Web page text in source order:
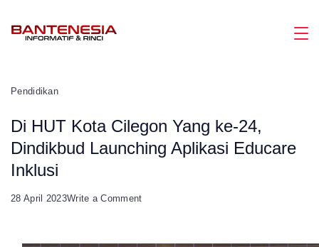
Pendidikan
Di HUT Kota Cilegon Yang ke-24,
Dindikbud Launching Aplikasi Educare
Inklusi
28 April 2023Write a Commenton